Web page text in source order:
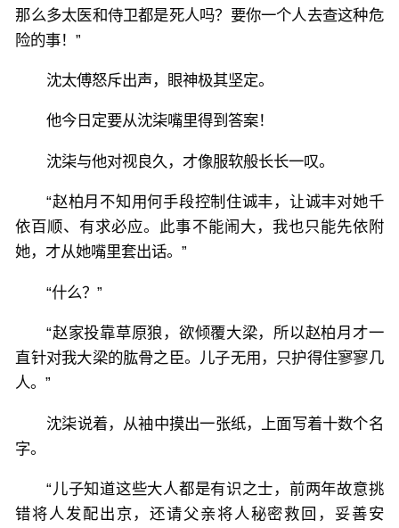
那么多太医和侍卫都是死人吗？要你一个人去查这种危
险的事！”
沈太傅怒斥出声，眼神极其坚定。
他今日定要从沈柒嘴里得到答案！
沈柒与他对视良久，才像服软般长长一叹。
“赵柏月不知用何手段控制住诚丰，让诚丰对她千
依百顺、有求必应。此事不能闹大，我也只能先依附
她，才从她嘴里套出话。”
“什么？”
“赵家投靠草原狼，欲倾覆大梁，所以赵柏月才一
直针对我大梁的肱骨之臣。儿子无用，只护得住寥寥几
人。”
沈柒说着，从袖中摸出一张纸，上面写着十数个名
字。
“儿子知道这些大人都是有识之士，前两年故意挑
错将人发配出京，还请父亲将人秘密救回，妥善安